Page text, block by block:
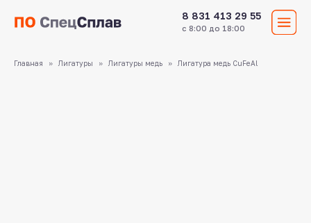
8 831 413 29 55
Главная Лигатуры Лигатуры медь Лигатура медь CuFeAl